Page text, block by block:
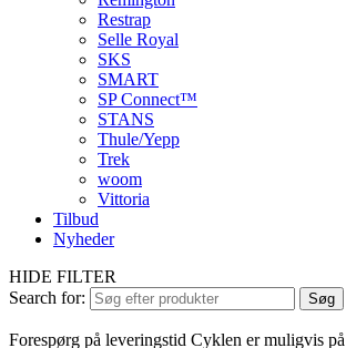
Restrap
Selle Royal
SKS
SMART
SP Connect™
STANS
Thule/Yepp
Trek
woom
Vittoria
Tilbud
Nyheder
HIDE FILTER
Search for:
Søg
Forespørg på leveringstid Cyklen er muligvis